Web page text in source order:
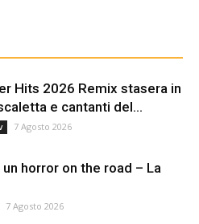
Hits 2026 Remix stasera in
e cantanti del...
7 Agosto 2026
horror on the road – La
7 Agosto 2026